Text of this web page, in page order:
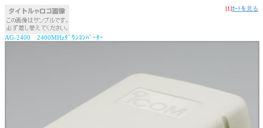
[1]ｶｰﾄを見る
AG-2400 2400MHzﾀﾞｳﾝｺﾝﾊﾞｰﾀｰ